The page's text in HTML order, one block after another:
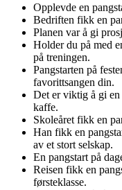
Opplevde en
Bedriften fikk en
Planen var å gi
Holder du på med
på treningen.
Pangstarten på
favorittsangen din.
Det er viktig å gi en
kaffe.
Skoleåret fikk en
Han fikk en
av et stort selskap.
En pangstart på
Reisen fikk en
førsteklasse.